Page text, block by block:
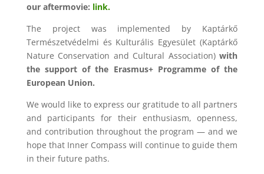
our aftermovie: link.
The project was implemented by Kaptárkő
Természetvédelmi és Kulturális Egyesület (Kaptárkő
Nature Conservation and Cultural Association)with
the support of the Erasmus+ Programme of the
European Union.
We would like to express our gratitude to all partners
and participants for their enthusiasm, openness,
and contribution throughout the program — and we
hope that Inner Compass will continue to guide them
in their future paths.